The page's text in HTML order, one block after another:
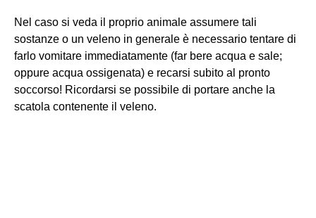
Nel caso si veda il proprio animale assumere tali
sostanze o un veleno in generale è necessario tentare di
farlo vomitare immediatamente (far bere acqua e sale;
oppure acqua ossigenata) e recarsi subito al pronto
soccorso! Ricordarsi se possibile di portare anche la
scatola contenente il veleno.